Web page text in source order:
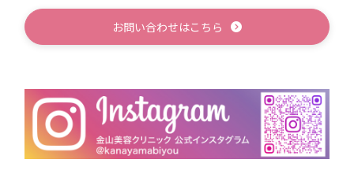
お問い合わせはこちら